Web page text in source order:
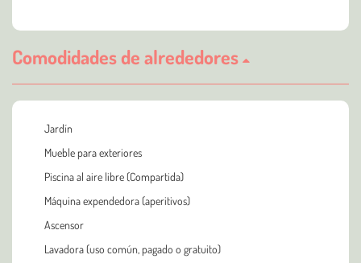
Comodidades de alrededores
Jardín
Mueble para exteriores
Piscina al aire libre (Compartida)
Máquina expendedora (aperitivos)
Ascensor
Lavadora (uso común, pagado o gratuito)